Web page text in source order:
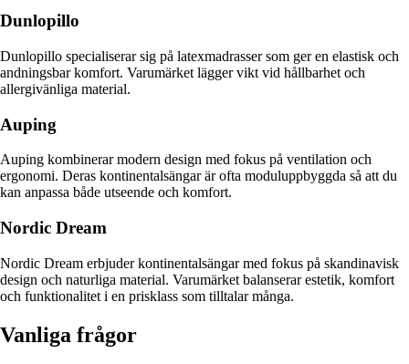
Dunlopillo
Dunlopillo specialiserar sig på latexmadrasser som ger en elastisk och
andningsbar komfort. Varumärket lägger vikt vid hållbarhet och
allergivänliga material.
Auping
Auping kombinerar modern design med fokus på ventilation och
ergonomi. Deras kontinentalsängar är ofta moduluppbyggda så att du
kan anpassa både utseende och komfort.
Nordic Dream
Nordic Dream erbjuder kontinentalsängar med fokus på skandinavisk
design och naturliga material. Varumärket balanserar estetik, komfort
och funktionalitet i en prisklass som tilltalar många.
Vanliga frågor